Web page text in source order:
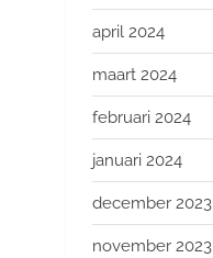
april 2024
maart 2024
februari 2024
januari 2024
december 2023
november 2023